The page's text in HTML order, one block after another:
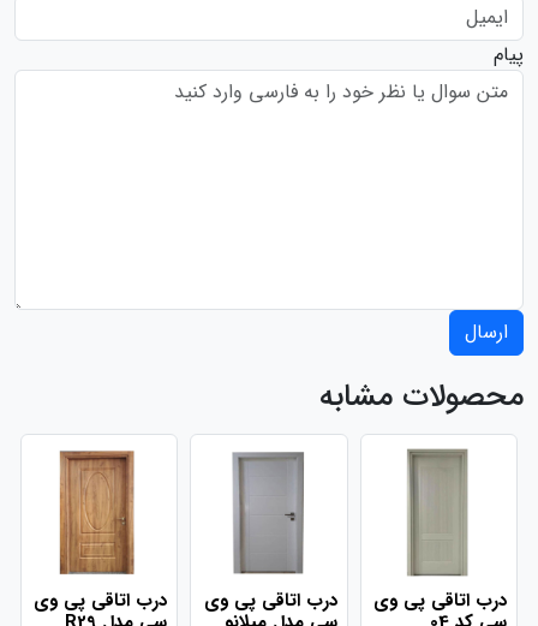
پیام
ارسال
محصولات مشابه
درب اتاقی پی وی درب اتاقی پی وی درب اتاقی پی وی